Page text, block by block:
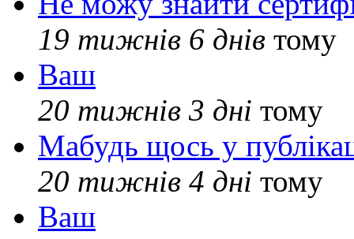
19 тижнів 6 днів тому
Ваш
20 тижнів 3 дні тому
Мабудь щось у
20 тижнів 4 дні тому
Ваш